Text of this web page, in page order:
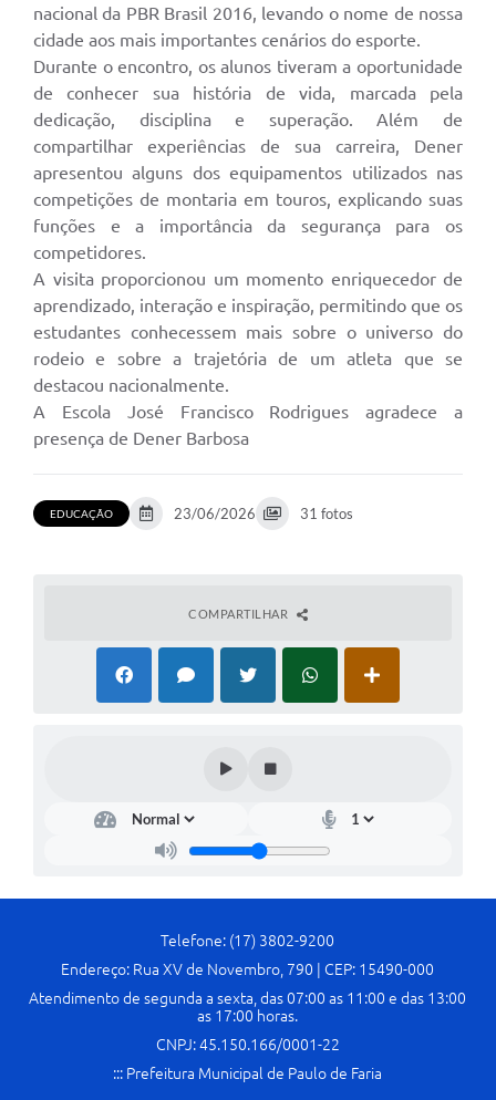
A Nossa Cidade
Fundo Social de Solidariedade
Gestão Atual
Departamentos
Contas Públicas
Legislação
Editais
Links
Serviços Online
Contato
Emprega
nacional da PBR Brasil 2016, levando o nome de nossa
cidade aos mais importantes cenários do esporte.
Durante o encontro, os alunos tiveram a oportunidade
de conhecer sua história de vida, marcada pela
dedicação, disciplina e superação. Além de
compartilhar experiências de sua carreira, Dener
apresentou alguns dos equipamentos utilizados nas
competições de montaria em touros, explicando suas
funções e a importância da segurança para os
competidores.
A visita proporcionou um momento enriquecedor de
aprendizado, interação e inspiração, permitindo que os
estudantes conhecessem mais sobre o universo do
rodeio e sobre a trajetória de um atleta que se
destacou nacionalmente.
A Escola José Francisco Rodrigues agradece a
presença de Dener Barbosa
EDUCAÇÃO 23/06/2026 31 fotos
COMPARTILHAR
Telefone: (17) 3802-9200
Endereço: Rua XV de Novembro, 790 | CEP: 15490-000
Atendimento de segunda a sexta, das 07:00 as 11:00 e das 13:00
as 17:00 horas.
CNPJ: 45.150.166/0001-22
::: Prefeitura Municipal de Paulo de Faria